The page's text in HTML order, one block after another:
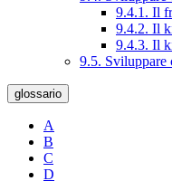
9.4.1. Il
9.4.2. Il
9.4.3. Il
9.5. Sviluppare
glossario
A
B
C
D